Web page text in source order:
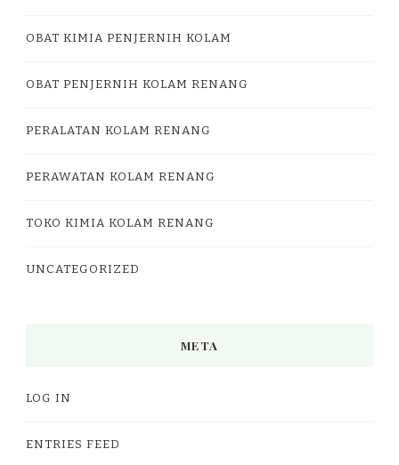
OBAT KIMIA PENJERNIH KOLAM
OBAT PENJERNIH KOLAM RENANG
PERALATAN KOLAM RENANG
PERAWATAN KOLAM RENANG
TOKO KIMIA KOLAM RENANG
UNCATEGORIZED
META
LOG IN
ENTRIES FEED